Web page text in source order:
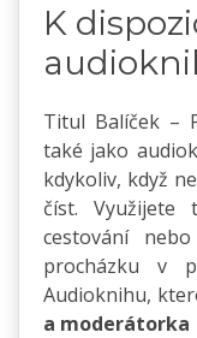
K
Titul Balíček –
také jako
kdykoliv, když
číst.
cestování
procházku v
Audioknihu,
a moderátorka